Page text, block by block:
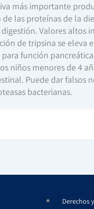
más importante
las proteínas de la
Valores
de tripsina se eleva
función
niños menores de 4
Puede dar falsos
bacterianas.
Derechos